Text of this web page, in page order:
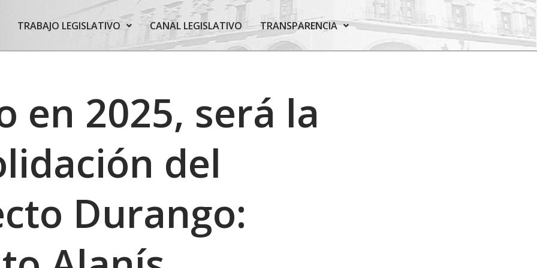
TRABAJO LEGISLATIVO CANAL LEGISLATIVO TRANSPARENCIA
en 2025, será la
del
Durango: